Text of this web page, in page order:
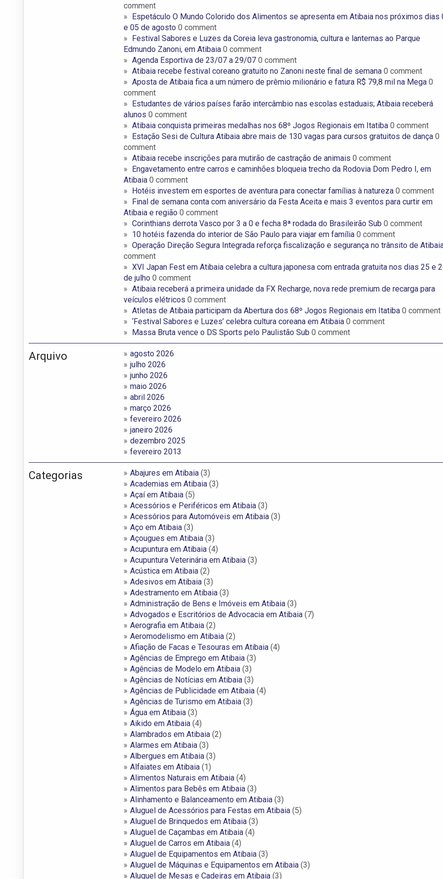
comment
Espetáculo O Mundo Colorido dos Alimentos se apresenta em Atibaia nos próximos dias
e 05 de agosto 0 comment
Festival Sabores e Luzes da Coreia leva gastronomia, cultura e lanternas ao Parque
Edmundo Zanoni, em Atibaia 0 comment
Agenda Esportiva de 23/07 a 29/07 0 comment
Atibaia recebe festival coreano gratuito no Zanoni neste final de semana 0 comment
Aposta de Atibaia fica a um número de prêmio milionário e fatura R$ 79,8 mil na Mega 0
comment
Estudantes de vários países farão intercâmbio nas escolas estaduais; Atibaia receberá
alunos 0 comment
Atibaia conquista primeiras medalhas nos 68º Jogos Regionais em Itatiba 0 comment
Estação Sesi de Cultura Atibaia abre mais de 130 vagas para cursos gratuitos de dança 0
comment
Atibaia recebe inscrições para mutirão de castração de animais 0 comment
Engavetamento entre carros e caminhões bloqueia trecho da Rodovia Dom Pedro I, em
Atibaia 0 comment
Hotéis investem em esportes de aventura para conectar famílias à natureza 0 comment
Final de semana conta com aniversário da Festa Aceita e mais 3 eventos para curtir em
Atibaia e região 0 comment
Corinthians derrota Vasco por 3 a 0 e fecha 8ª rodada do Brasileirão Sub 0 comment
10 hotéis fazenda do interior de São Paulo para viajar em família 0 comment
Operação Direção Segura Integrada reforça fiscalização e segurança no trânsito de
comment
XVI Japan Fest em Atibaia celebra a cultura japonesa com entrada gratuita nos dias 25 e
de julho 0 comment
Atibaia receberá a primeira unidade da FX Recharge, nova rede premium de recarga para
veículos elétricos 0 comment
Atletas de Atibaia participam da Abertura dos 68º Jogos Regionais em Itatiba 0 comment
‘Festival Sabores e Luzes’ celebra cultura coreana em Atibaia 0 comment
Massa Bruta vence o DS Sports pelo Paulistão Sub 0 comment
Arquivo
agosto 2026
julho 2026
junho 2026
maio 2026
abril 2026
março 2026
fevereiro 2026
janeiro 2026
dezembro 2025
fevereiro 2013
Categorias Abajures em Atibaia(3)
Academias em Atibaia(3)
Açaí em Atibaia(5)
Acessórios e Periféricos em Atibaia(3)
Acessórios para Automóveis em Atibaia(3)
Aço em Atibaia(3)
Açougues em Atibaia(3)
Acupuntura em Atibaia(4)
Acupuntura Veterinária em Atibaia(3)
Acústica em Atibaia(2)
Adesivos em Atibaia(3)
Adestramento em Atibaia(3)
Administração de Bens e Imóveis em Atibaia(3)
Advogados e Escritórios de Advocacia em Atibaia(7)
Aerografia em Atibaia(2)
Aeromodelismo em Atibaia(2)
Afiação de Facas e Tesouras em Atibaia(4)
Agências de Emprego em Atibaia(3)
Agências de Modelo em Atibaia(3)
Agências de Notícias em Atibaia(3)
Agências de Publicidade em Atibaia(4)
Agências de Turismo em Atibaia(3)
Água em Atibaia(3)
Aikido em Atibaia(4)
Alambrados em Atibaia(2)
Alarmes em Atibaia(3)
Albergues em Atibaia(3)
Alfaiates em Atibaia(1)
Alimentos Naturais em Atibaia(4)
Alimentos para Bebês em Atibaia(3)
Alinhamento e Balanceamento em Atibaia(3)
Aluguel de Acessórios para Festas em Atibaia(5)
Aluguel de Brinquedos em Atibaia(3)
Aluguel de Caçambas em Atibaia(4)
Aluguel de Carros em Atibaia(4)
Aluguel de Equipamentos em Atibaia(3)
Aluguel de Máquinas e Equipamentos em Atibaia(3)
Aluguel de Mesas e Cadeiras em Atibaia(3)